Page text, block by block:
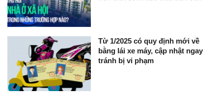
Từ 1/2025 có quy định mới về
bằng lái xe máy, cập nhật ngay
tránh bị vi phạm